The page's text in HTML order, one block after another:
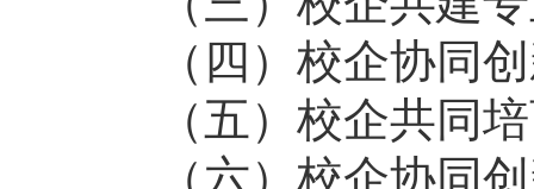
（四）校企协同
（五）校企共同
（六）校企协同